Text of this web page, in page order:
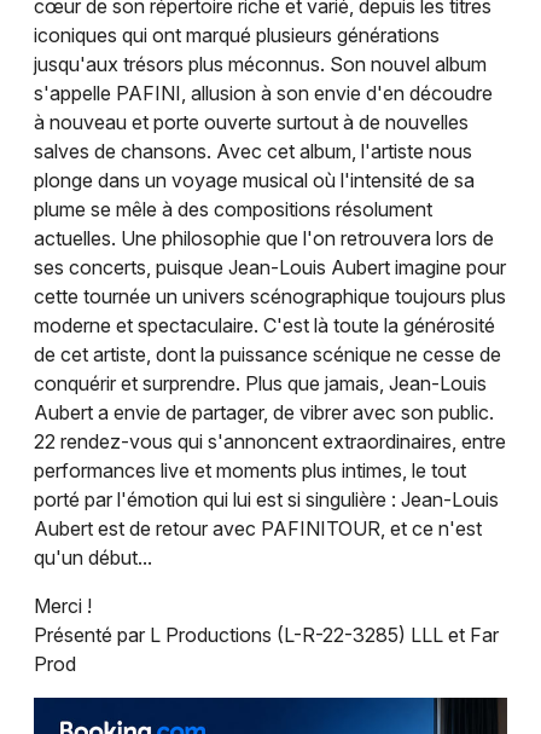
Magazine à Paris
92 - Hauts-de-Seine
Choisir mes départements
Mon email
Je m'abonne
cœur de son répertoire riche et varié, depuis les titres
iconiques qui ont marqué plusieurs générations
jusqu'aux trésors plus méconnus. Son nouvel album
s'appelle PAFINI, allusion à son envie d'en découdre
à nouveau et porte ouverte surtout à de nouvelles
salves de chansons. Avec cet album, l'artiste nous
plonge dans un voyage musical où l'intensité de sa
plume se mêle à des compositions résolument
actuelles. Une philosophie que l'on retrouvera lors de
ses concerts, puisque Jean-Louis Aubert imagine pour
cette tournée un univers scénographique toujours plus
moderne et spectaculaire. C'est là toute la générosité
de cet artiste, dont la puissance scénique ne cesse de
conquérir et surprendre. Plus que jamais, Jean-Louis
Aubert a envie de partager, de vibrer avec son public.
22 rendez-vous qui s'annoncent extraordinaires, entre
performances live et moments plus intimes, le tout
porté par l'émotion qui lui est si singulière : Jean-Louis
Aubert est de retour avec PAFINITOUR, et ce n'est
qu'un début...
Merci !
Présenté par L Productions (L-R-22-3285) LLL et Far
Prod